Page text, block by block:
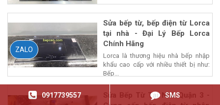
Sửa bếp từ, bếp điện từ Lorca
tại nhà - Đại Lý Bếp Lorca
Chính Hãng
Lorca là thương hiệu nhà bếp nhập
khẩu cao cấp với nhiều thiết bị như:
Bếp...
Sửa Bếp Từ Tại Nhà Quận 3 -
0917739557 SMS
ZALO